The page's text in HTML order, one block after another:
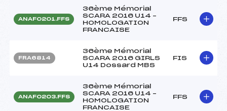
ANAF0201.FFS
36ème Mémorial
SCARA 2016 U14 –
HOMOLOGATION
FRANCAISE
FFS
FRA6814
36ème Mémorial
SCARA 2016 GIRLS
U14 Dossard MBS
FIS
ANAF0203.FFS
36ème Mémorial
SCARA 2016 U14 –
HOMOLOGATION
FRANCAISE
FFS